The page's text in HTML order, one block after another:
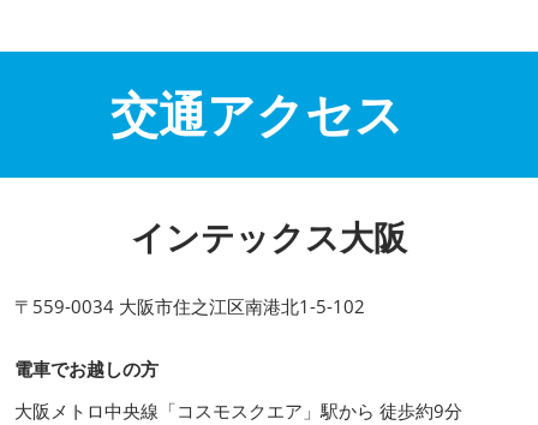
交通アクセス
インテックス大阪
〒559-0034 大阪市住之江区南港北1-5-102
電車でお越しの方
大阪メトロ中央線「コスモスクエア」駅から 徒歩約9分